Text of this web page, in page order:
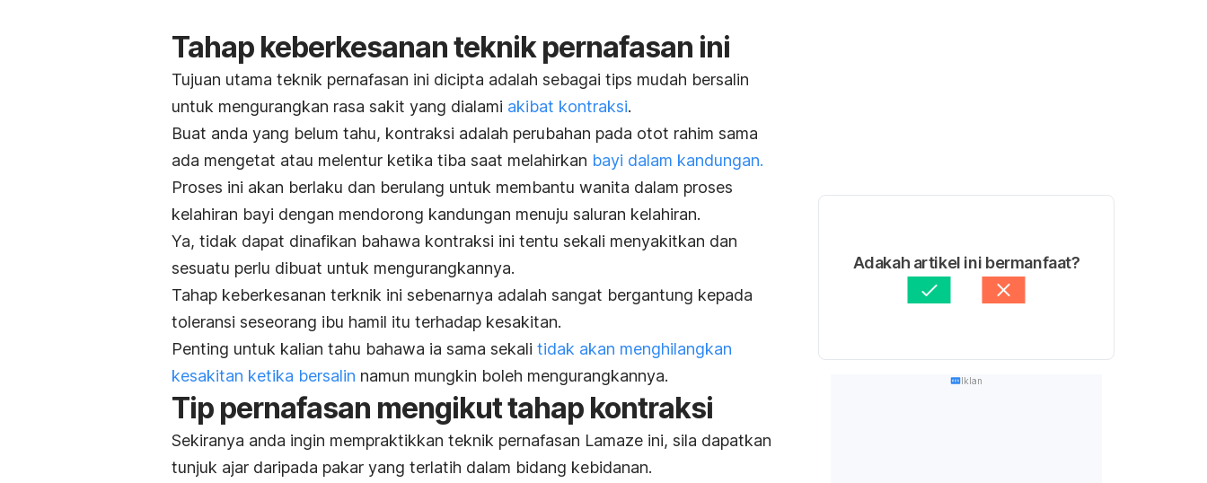
Tahap keberkesanan teknik pernafasan ini
Tujuan utama teknik pernafasan ini dicipta adalah sebagai tips mudah bersalin
untuk mengurangkan rasa sakit yang dialami akibat kontraksi.
Buat anda yang belum tahu, kontraksi adalah perubahan pada otot rahim sama
ada mengetat atau melentur ketika tiba saat melahirkan bayi dalam kandungan.
Proses ini akan berlaku dan berulang untuk membantu wanita dalam proses
kelahiran bayi dengan mendorong kandungan menuju saluran kelahiran.
Ya, tidak dapat dinafikan bahawa kontraksi ini tentu sekali menyakitkan dan
sesuatu perlu dibuat untuk mengurangkannya.
Tahap keberkesanan terknik ini sebenarnya adalah sangat bergantung kepada
toleransi seseorang ibu hamil itu terhadap kesakitan.
Penting untuk kalian tahu bahawa ia sama sekali tidak akan menghilangkan
kesakitan ketika bersalin namun mungkin boleh mengurangkannya.
Tip pernafasan mengikut tahap kontraksi
Sekiranya anda ingin mempraktikkan teknik pernafasan Lamaze ini, sila dapatkan
tunjuk ajar daripada pakar yang terlatih dalam bidang kebidanan.
Adakah artikel ini bermanfaat?
Iklan